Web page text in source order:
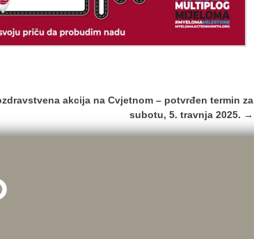
akcija na Cvjetnom – potvrđen termin za
subotu, 5. travnja 2025. →